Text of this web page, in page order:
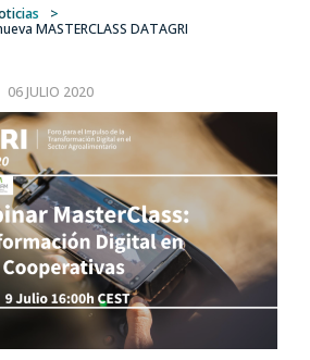
>
MASTERCLASS DATAGRI
06 JULIO 2020